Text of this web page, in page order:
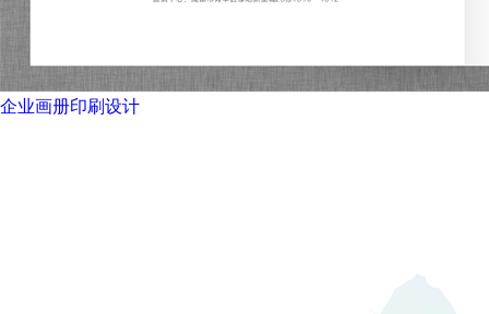
企业画册印刷设计